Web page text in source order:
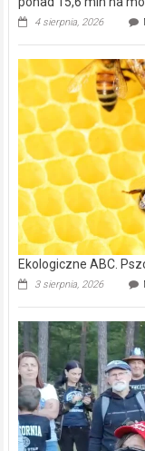
4 sierpnia, 2026
Ekologiczne ABC.
3 sierpnia, 2026